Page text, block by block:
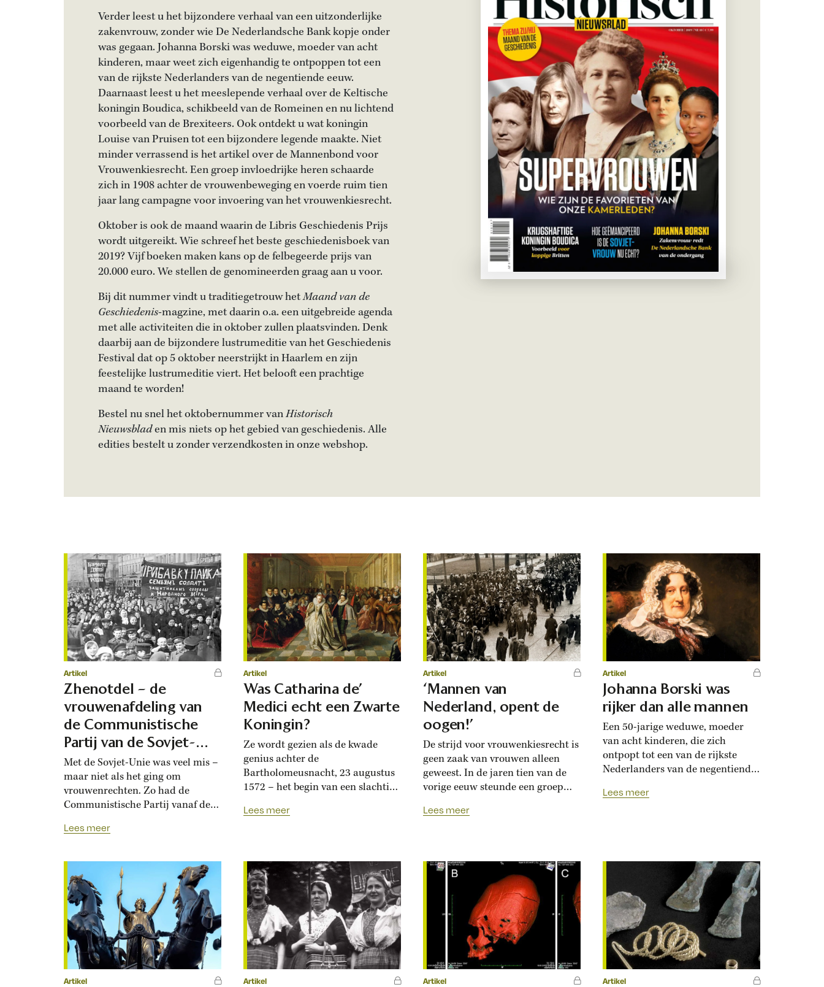
Verder leest u het bijzondere verhaal van een uitzonderlijke
zakenvrouw, zonder wie De Nederlandsche Bank kopje onder
was gegaan. Johanna Borski was weduwe, moeder van acht
kinderen, maar weet zich eigenhandig te ontpoppen tot een
van de rijkste Nederlanders van de negentiende eeuw.
Daarnaast leest u het meeslepende verhaal over de Keltische
koningin Boudica, schikbeeld van de Romeinen en nu lichtend
voorbeeld van de Brexiteers. Ook ontdekt u wat koningin
Louise van Pruisen tot een bijzondere legende maakte. Niet
minder verrassend is het artikel over de Mannenbond voor
Vrouwenkiesrecht. Een groep invloedrijke heren schaarde
zich in 1908 achter de vrouwenbeweging en voerde ruim tien
jaar lang campagne voor invoering van het vrouwenkiesrecht.
Oktober is ook de maand waarin de Libris Geschiedenis Prijs
wordt uitgereikt. Wie schreef het beste geschiedenisboek van
2019? Vijf boeken maken kans op de felbegeerde prijs van
20.000 euro. We stellen de genomineerden graag aan u voor.
Bij dit nummer vindt u traditiegetrouw hetMaand van de
Geschiedenis-magzine, met daarin o.a. een uitgebreide agenda
met alle activiteiten die in oktober zullen plaatsvinden. Denk
daarbij aan de bijzondere lustrumeditie van het Geschiedenis
Festival dat op 5 oktober neerstrijkt in Haarlem en zijn
feestelijke lustrumeditie viert. Het belooft een prachtige
maand te worden!
Bestel nu snel het oktobernummer vanHistorisch
Nieuwsbladen mis niets op het gebied van geschiedenis. Alle
edities bestelt u zonder verzendkosten in onze webshop.
Artikel
Zhenotdel – de
vrouwenafdeling van
de Communistische
Partij van de Sovjet-
Unie
Met de Sovjet-Unie was veel mis –
maar niet als het ging om
vrouwenrechten. Zo had de
Communistische Partij vanaf de
vrouwenafdeling, de Zhenotdel.
positie van de Sovjetvrouw. De
praktijk was echter vaak
weerbarstig, en ook de Zhenotdel
was geen lang leven beschoren.
Op 23 februari 1917...
Lees meer
Artikel
Was Catharina de’
Medici echt een Zwarte
Koningin?
Ze wordt gezien als de kwade
genius achter de
Bartholomeusnacht, 23 augustus
1572 – het begin van een slachting
omkwamen. Catharina de’ Medici
aan het vele bloedvergieten van
haar tijd? Frankrijk werd in de
tweede helft van de zestiende
eeuw...
Lees meer
Artikel
‘Mannen van
Nederland, opent de
oogen!’
De strijd voor vrouwenkiesrecht is
geen zaak van vrouwen alleen
geweest. In de jaren tien van de
vorige eeuw steunde een groep
streven, en schrijvers als John
voor feministen als Aletta Jacobs.
Een illuster mannengezelschap
stapte op zondag...
Lees meer
Artikel
Johanna Borski was
rijker dan alle mannen
Een 50-jarige weduwe, moeder
van acht kinderen, die zich
ontpopt tot een van de rijkste
Nederlanders van de negentiende
van de uitzonderlijke zakenvrouw
eeuw was een vrouw: Johanna
Lees meer
Artikel Artikel Artikel Artikel